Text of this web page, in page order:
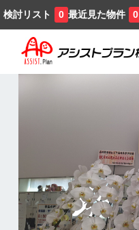
検討リスト 0 最近見た物件 0